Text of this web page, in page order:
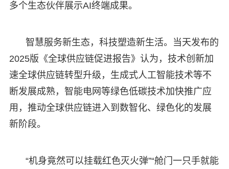
多个生态伙伴展示AI终端成果。
智慧服务新生态，科技塑造新生活。当天发布的
2025版《全球供应链促进报告》认为，技术创新加
速全球供应链转型升级，生成式人工智能技术等不
断发展成熟，智能电网等绿色低碳技术加快推广应
用，推动全球供应链进入到数智化、绿色化的发展
新阶段。
“机身竟然可以挂载红色灭火弹”“舱门一只手就能